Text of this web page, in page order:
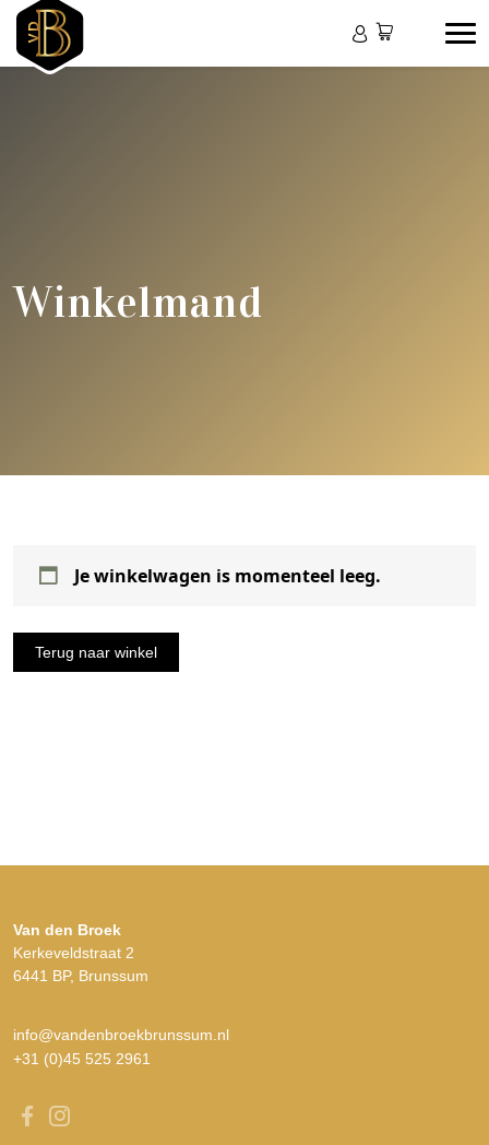
Winkelmand
Je winkelwagen is momenteel leeg.
Terug naar winkel
Van den Broek
Kerkeveldstraat 2
6441 BP, Brunssum
info@vandenbroekbrunssum.nl
+31 (0)45 525 2961